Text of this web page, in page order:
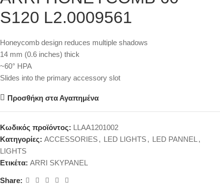
S120 L2.0009561
Honeycomb design reduces multiple shadows
14 mm (0.6 inches) thick
~60° HPA
Slides into the primary accessory slot
Προσθήκη στα Αγαπημένα
Κωδικός προϊόντος: LLAA1201002
Κατηγορίες: ACCESSORIES, LED LIGHTS, LED PANNEL ,
LIGHTS
Ετικέτα: ARRI SKYPANEL
Share: